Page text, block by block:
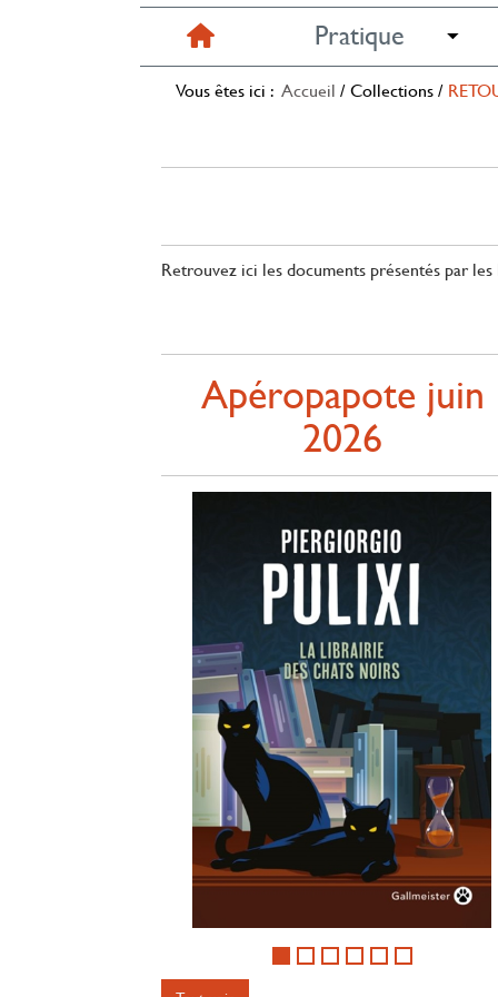
Vous êtes ici : Accueil /Collections/
Pratique
Retrouvez ici les documents présentés par
Apéropapote juin
2026